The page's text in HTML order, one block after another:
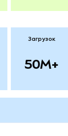
Загрузок
50M+